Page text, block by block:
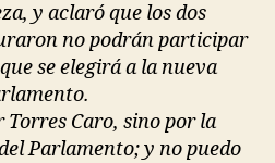
y aclaró que los dos
no podrán participar
se elegirá a la nueva
Torres Caro, sino por la
Parlamento; y no puedo